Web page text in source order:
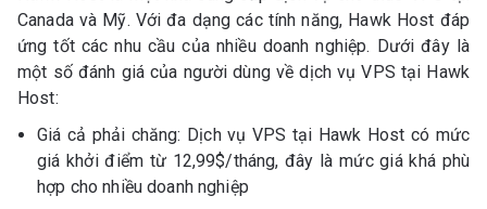
Canada và Mỹ. Với đa dạng các tính năng, Hawk Host đáp
ứng tốt các nhu cầu của nhiều doanh nghiệp. Dưới đây là
một số đánh giá của người dùng về dịch vụ VPS tại Hawk
Host:
Giá cả phải chăng: Dịch vụ VPS tại Hawk Host có mức
giá khởi điểm từ 12,99$/tháng, đây là mức giá khá phù
hợp cho nhiều doanh nghiệp